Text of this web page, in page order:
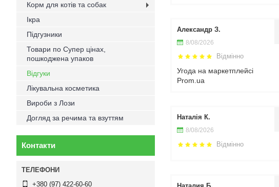
Александр З.
8/08/2026
Відмінно
Угода на маркетплейсі
Prom.ua
Наталія К.
8/08/2026
Відмінно
Корм для котів та собак
Ікра
Підгузники
Товари по Супер цінах,
пошкоджена упаков
Відгуки
Лікувальна косметика
Вироби з Лози
Догляд за речима та взуттям
Контакти
+380 (97) 422-60-60